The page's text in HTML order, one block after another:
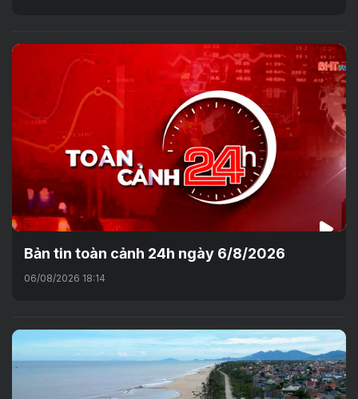
Bản tin toàn cảnh 24h ngày 6/8/2026
06/08/2026 18:14